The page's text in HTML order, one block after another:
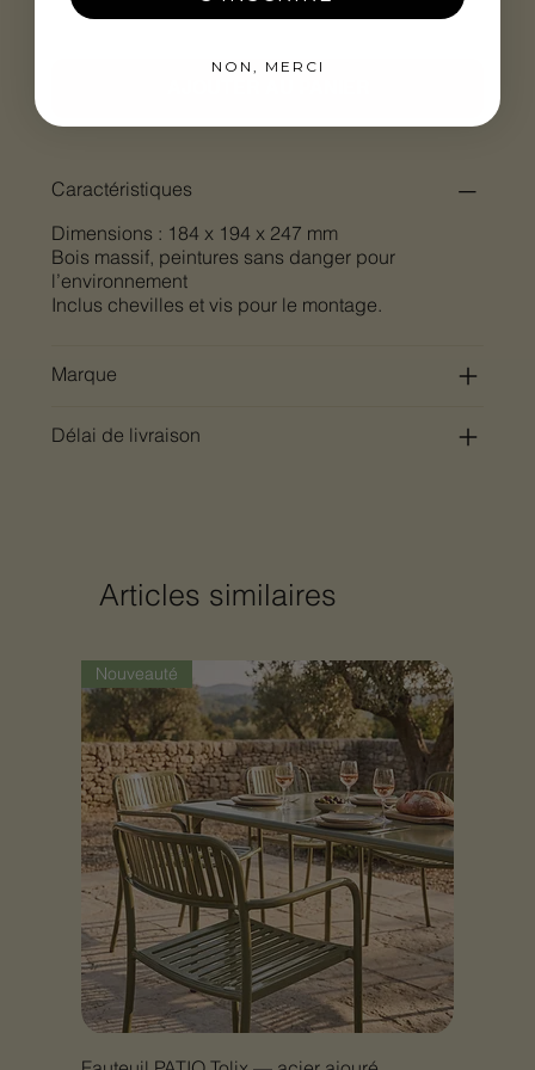
Caractéristiques
Dimensions : 184 x 194 x 247 mm
Bois massif, peintures sans danger pour
l’environnement
Inclus chevilles et vis pour le montage.
Marque
Délai de livraison
Articles similaires
Nouveauté
NON, MERCI